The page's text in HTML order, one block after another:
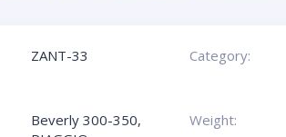
ZANT-33 Category:
Beverly 300-350,
Weight: